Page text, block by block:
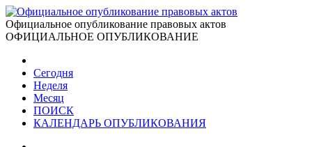
Официальное опубликование правовых актов
ОФИЦИАЛЬНОЕ ОПУБЛИКОВАНИЕ
Сегодня
Неделя
Месяц
ПОИСК
КАЛЕНДАРЬ ОПУБЛИКОВАНИЯ